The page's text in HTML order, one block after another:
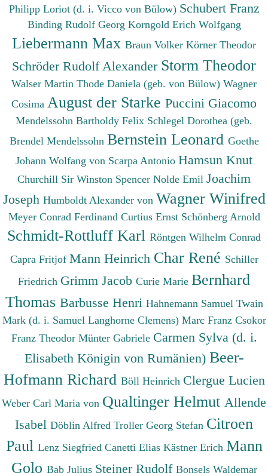
Philipp Loriot (d. i. Vicco von Bülow) Schubert Franz
Binding Rudolf Georg Korngold Erich Wolfgang
Liebermann Max Braun Volker Körner Theodor
Schröder Rudolf Alexander Storm Theodor
Walser Martin Thode Daniela (geb. von Bülow) Wagner
Cosima August der Starke Puccini Giacomo
Mendelssohn Bartholdy Felix Schlegel Dorothea (geb.
Brendel Mendelssohn Bernstein Leonard Goethe
Johann Wolfang von Scarpa Antonio Hamsun Knut
Churchill Sir Winston Spencer Nolde Emil Joachim
Joseph Humboldt Alexander von Wagner Winifred
Meyer Conrad Ferdinand Curtius Ernst Schönberg Arnold
Schmidt-Rottluff Karl Röntgen Wilhelm Conrad
Capra Fritjof Mann Heinrich Char René Schiller
Friedrich Grimm Jacob Curie Marie Bernhard
Thomas Barbusse Henri Hahnemann Samuel Twain
Mark (d. i. Samuel Langhorne Clemens) Marc Franz Csokor
Franz Theodor Münter Gabriele Carmen Sylva (d. i.
Elisabeth Königin von Rumänien) Beer-
Hofmann Richard Böll Heinrich Clergue Lucien
Weber Carl Maria von Qualtinger Helmut Allende
Isabel Döblin Alfred Troller Georg Stefan Citroen
Paul Lenz Siegfried Canetti Elias Kästner Erich Mann
Golo Bab Julius Steiner Rudolf Bonsels Waldemar